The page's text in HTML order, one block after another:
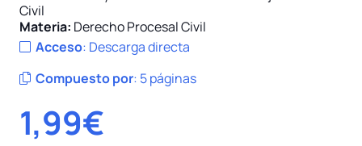
Civil
Materia: Derecho Procesal Civil
Acceso: Descarga directa
Compuesto por: 5 páginas
1,99€